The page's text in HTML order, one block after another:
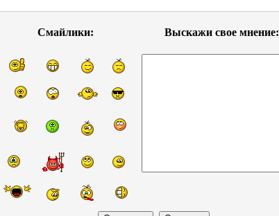
Смайлики: Выскажи свое мнение: